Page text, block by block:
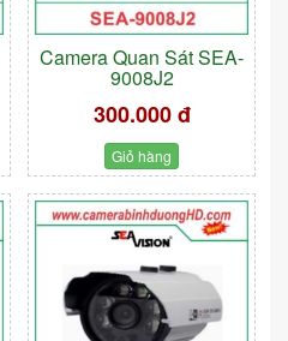
Camera Quan Sát SEA-
9008J2
300.000 đ
Giỏ hàng